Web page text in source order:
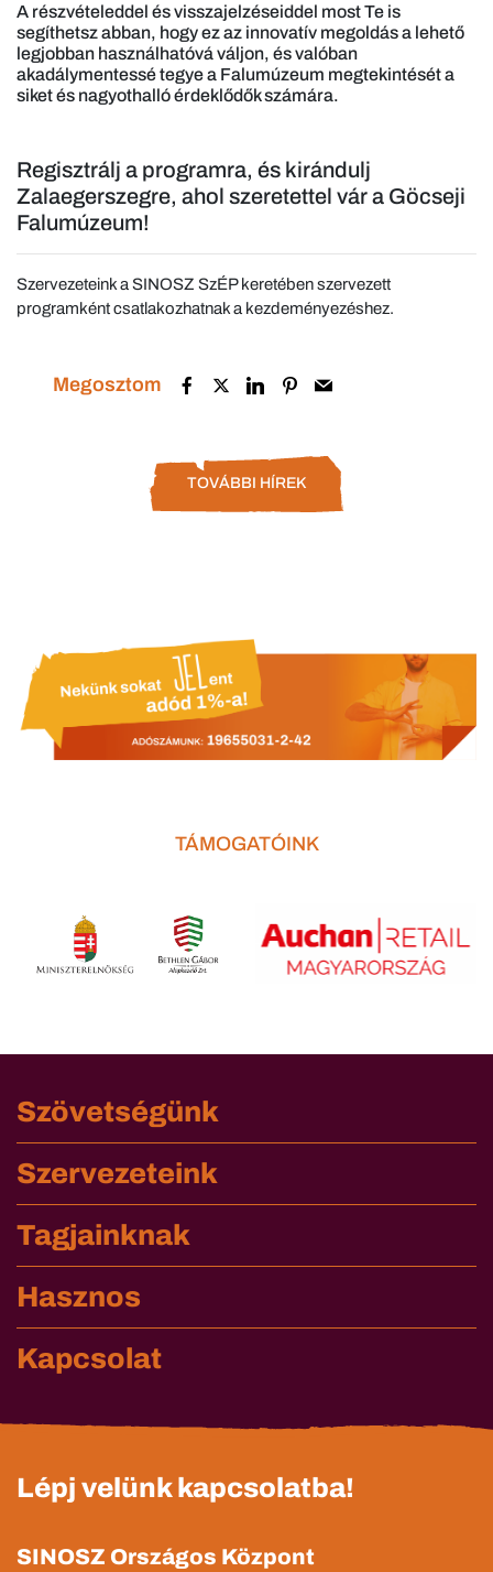
A részvételeddel és visszajelzéseiddel most Te is
segíthetsz abban, hogy ez az innovatív megoldás a lehető
legjobban használhatóvá váljon, és valóban
akadálymentessé tegye a Falumúzeum megtekintését a
siket és nagyothalló érdeklődők számára.
Regisztrálj a programra, és kirándulj
Zalaegerszegre, ahol szeretettel vár a Göcseji
Falumúzeum!
Szervezeteink a SINOSZ SzÉP keretében szervezett
programként csatlakozhatnak a kezdeményezéshez.
Megosztom
TOVÁBBI HÍREK
TÁMOGATÓINK
Szövetségünk
Szervezeteink
Tagjainknak
Hasznos
Kapcsolat
Lépj velünk kapcsolatba!
SINOSZ Országos Központ